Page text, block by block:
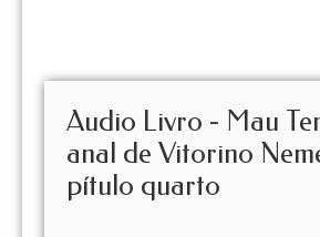
Audio Livro - Mau
anal de Vitorino
pítulo quarto